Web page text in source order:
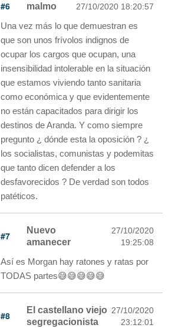
#6 malmo 27/10/2020 18:20:57
Una vez más lo que demuestran es
que son unos frívolos indignos de
ocupar los cargos que ocupan, una
insensibilidad intolerable en la situación
que estamos viviendo tanto sanitaria
como económica y que evidentemente
no están capacitados para dirigir los
destinos de Aranda. Y como siempre
pregunto ¿ dónde esta la oposición ? ¿
los socialistas, comunistas y podemitas
que tanto dicen defender a los
desfavorecidos ? De verdad son todos
patéticos.
#7
Nuevo
amanecer
27/10/2020
19:25:08
Así es Morgan hay ratones y ratas por
TODAS partes😅😅😅😅😅
#8
El castellano viejo
segregacionista
27/10/2020
23:12:01